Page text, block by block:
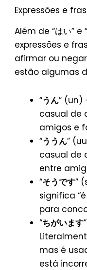
Expressões e
Além de “はい” e
expressões e
afirmar ou
estão algumas
“うん” (un)
casual de
amigos e
“ううん”
casual de
entre
“そうです”
significa
para
“ちがいます
mas é
está